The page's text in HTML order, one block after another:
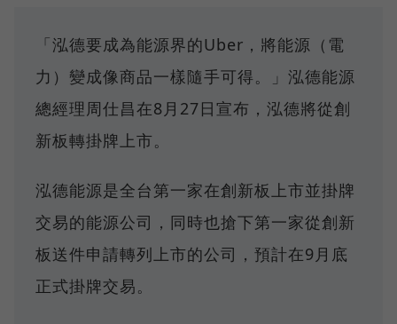
「泓德要成為能源界的Uber，將能源（電
力）變成像商品一樣隨手可得。」泓德能源
總經理周仕昌在8月27日宣布，泓德將從創
新板轉掛牌上市。
泓德能源是全台第一家在創新板上市並掛牌
交易的能源公司，同時也搶下第一家從創新
板送件申請轉列上市的公司，預計在9月底
正式掛牌交易。